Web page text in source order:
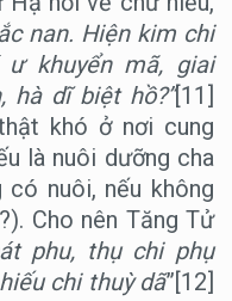
nan. Hiện kim chi
ư khuyển mã, giai
hà dĩ biệt hồ?”[11]
khó ở nơi cung
là nuôi dưỡng cha
nuôi, nếu không
Cho nên Tăng Tử
phu, thụ chi phụ
chi thuỳ dã”[12]